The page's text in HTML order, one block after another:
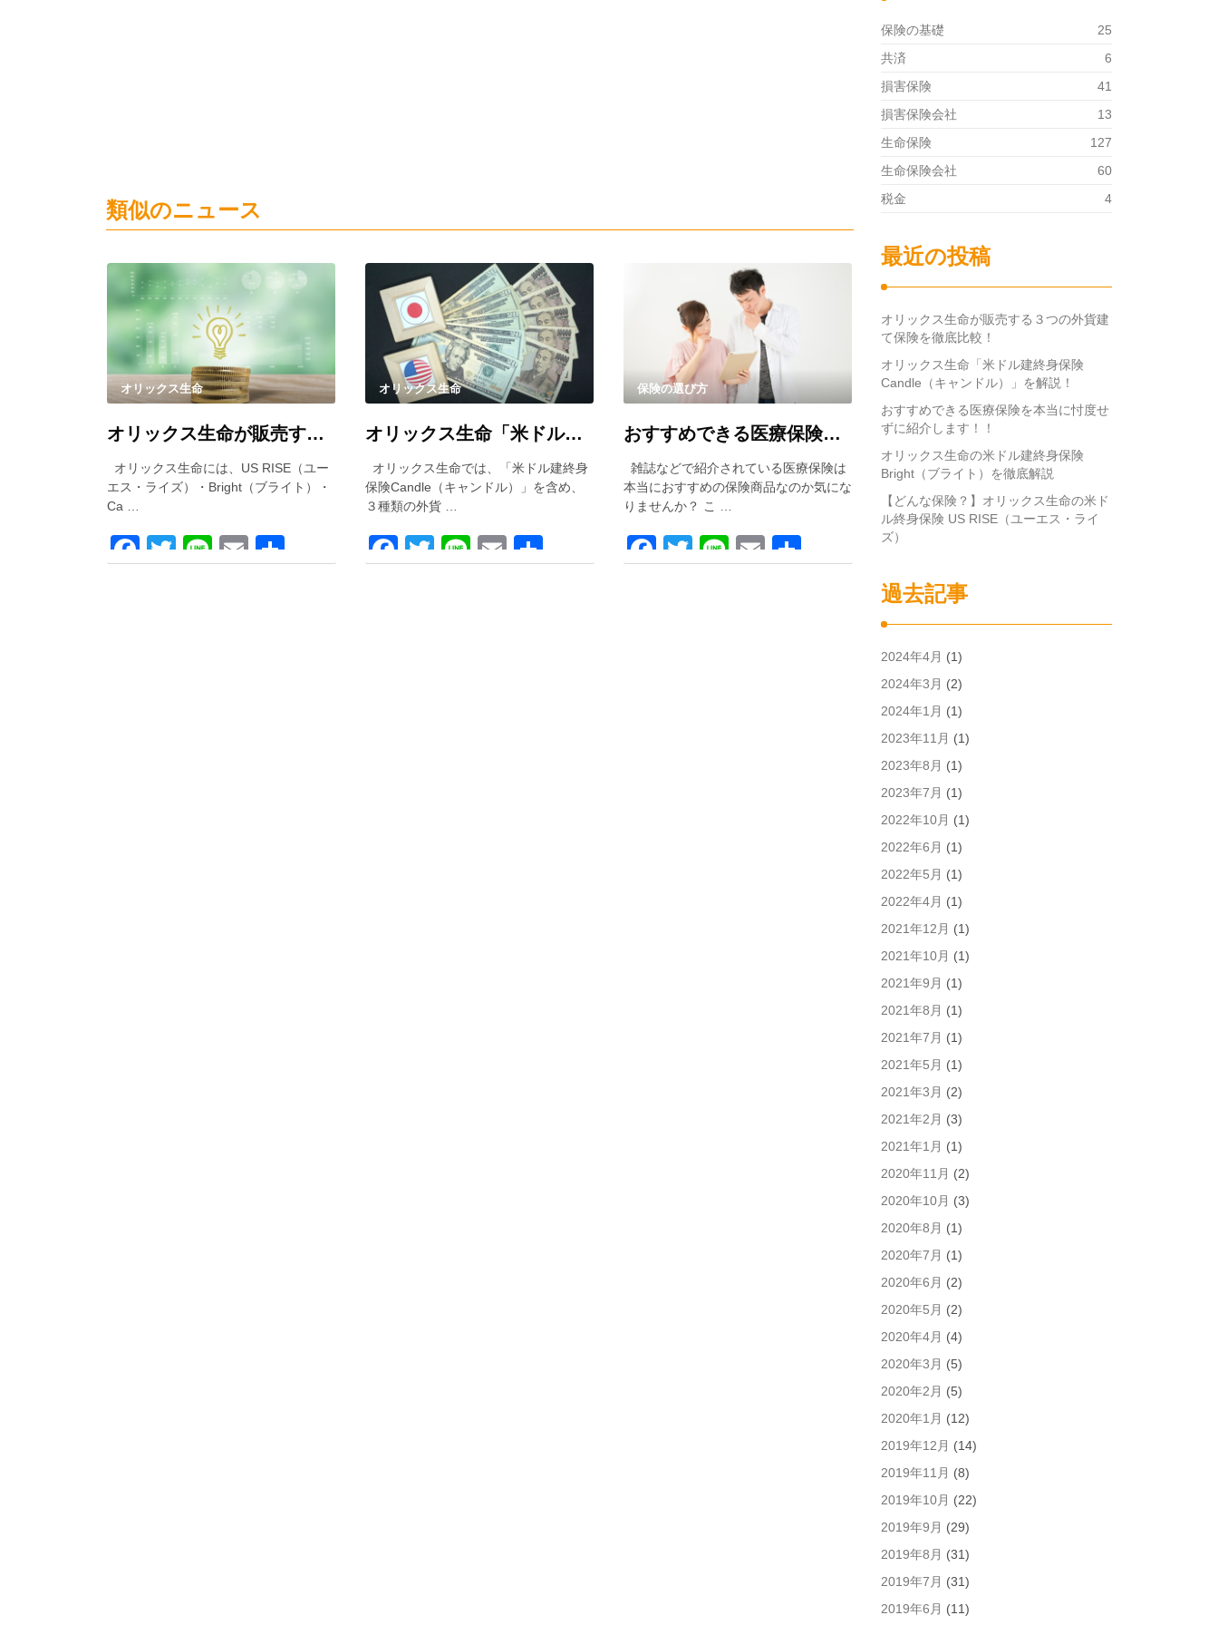
類似のニュース
オリックス生命
オリックス生命が販売する３つの外貨建て保険を徹底比較！
オリックス生命には、US RISE（ユー
エス・ライズ）・Bright（ブライト）・
Ca …
Facebook
Twitter
LineEmail
オリックス生命
オリックス生命「米ドル建終身保険Candle（キャンドル）」を解説！
オリックス生命では、「米ドル建終身
保険Candle（キャンドル）」を含め、
３種類の外貨 …
Facebook
Twitter
LineEmail
共
保険の選び方
おすすめできる医療保険を本当に忖度せずに紹介します！！
雑誌などで紹介されている医療保険は
本当におすすめの保険商品なのか気にな
りませんか？ こ …
Facebook
Twitter
LineEmail
共
保険の基礎
25
共済
6
損害保険
41
損害保険会社
13
生命保険
127
生命保険会社
60
税金
4
最近の投稿
オリックス生命が販売する３つの外貨建
て保険を徹底比較！
オリックス生命「米ドル建終身保険
Candle（キャンドル）」を解説！
おすすめできる医療保険を本当に忖度せ
ずに紹介します！！
オリックス生命の米ドル建終身保険
Bright（ブライト）を徹底解説
【どんな保険？】オリックス生命の米ド
ル終身保険 US RISE（ユーエス・ライ
ズ）
過去記事
2024年4月 (1)
2024年3月 (2)
2024年1月 (1)
2023年11月 (1)
2023年8月 (1)
2023年7月 (1)
2022年10月 (1)
2022年6月 (1)
2022年5月 (1)
2022年4月 (1)
2021年12月 (1)
2021年10月 (1)
2021年9月 (1)
2021年8月 (1)
2021年7月 (1)
2021年5月 (1)
2021年3月 (2)
2021年2月 (3)
2021年1月 (1)
2020年11月 (2)
2020年10月 (3)
2020年8月 (1)
2020年7月 (1)
2020年6月 (2)
2020年5月 (2)
2020年4月 (4)
2020年3月 (5)
2020年2月 (5)
2020年1月 (12)
2019年12月 (14)
2019年11月 (8)
2019年10月 (22)
2019年9月 (29)
2019年8月 (31)
2019年7月 (31)
2019年6月 (11)